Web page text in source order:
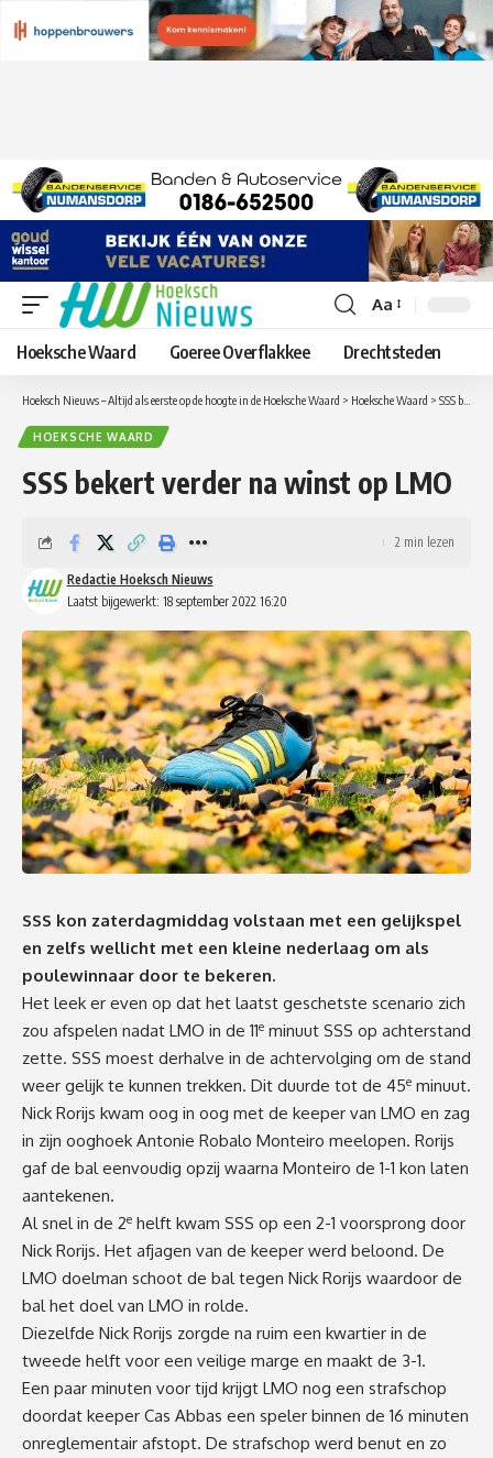
Lettergrootte
aanpassen
Aa
Hoeksche Waard Goeree Overflakkee Drechtsteden
Hoeksch Nieuws – Altijd als eerste op de hoogte in de Hoeksche Waard > Hoeksche Waard > SSS bekert verder na winst op LMO
HOEKSCHE WAARD
SSS bekert verder na winst op LMO
Laatst bijgewerkt: 18 september 2022 16:20
Redactie Hoeksch Nieuws
2 min lezen
SSS kon zaterdagmiddag volstaan met een gelijkspel
en zelfs wellicht met een kleine nederlaag om als
poulewinnaar door te bekeren.
Het leek er even op dat het laatst geschetste scenario zich
zou afspelen nadat LMO in de 11e minuut SSS op achterstand
zette. SSS moest derhalve in de achtervolging om de stand
weer gelijk te kunnen trekken. Dit duurde tot de 45e minuut.
Nick Rorijs kwam oog in oog met de keeper van LMO en zag
in zijn ooghoek Antonie Robalo Monteiro meelopen. Rorijs
gaf de bal eenvoudig opzij waarna Monteiro de 1-1 kon laten
aantekenen.
Al snel in de 2e helft kwam SSS op een 2-1 voorsprong door
Nick Rorijs. Het afjagen van de keeper werd beloond. De
LMO doelman schoot de bal tegen Nick Rorijs waardoor de
bal het doel van LMO in rolde.
Diezelfde Nick Rorijs zorgde na ruim een kwartier in de
tweede helft voor een veilige marge en maakt de 3-1.
Een paar minuten voor tijd krijgt LMO nog een strafschop
doordat keeper Cas Abbas een speler binnen de 16 minuten
onreglementair afstopt. De strafschop werd benut en zo